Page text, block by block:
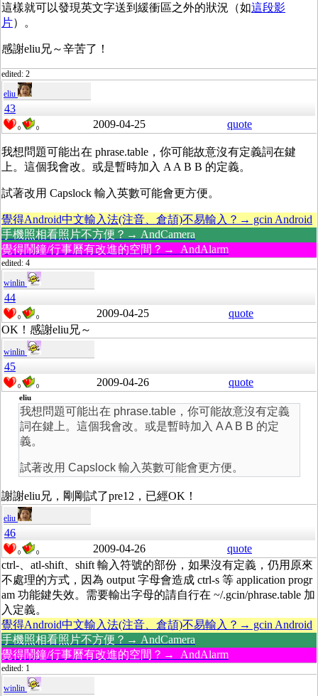
這樣就可以發現英文字送到緩衝區之外的狀況（如這段影
片）。
感謝eliu兄～辛苦了！
edited: 2
eliu
43
0 0 2009-04-25 quote
我想問題可能出在 phrase.table，你可能故意沒有定義詞在鍵
上。這個我會改。或是暫時加入 A A B B 的定義。
試著改用 Capslock 輸入英數可能會更方便。
覺得Android中文輸入法(注音、倉頡)不易輸入？→ gcin Android
手機照相看照片不方便？→ AndCamera
覺得鬧鐘/行事曆有改進的空間？→ AndAlarm
edited: 4
winlin
44
0 0 2009-04-25
quote
OK！感謝eliu兄～
winlin
45
0 0 2009-04-26 quote
eliu
我想問題可能出在 phrase.table，你可能故意沒有定義
詞在鍵上。這個我會改。或是暫時加入 A A B B 的定
義。
試著改用 Capslock 輸入英數可能會更方便。
謝謝eliu兄，剛剛試了pre12，已經OK！
eliu
46
0 0 2009-04-26
quote
ctrl-、atl-shift、shift 輸入符號的部份，如果沒有定義，仍用原來
不處理的方式，因為 output 字母會造成 ctrl-s 等 application progr
am 功能鍵失效。需要輸出字母的請自行在 ~/.gcin/phrase.table 加
入定義。
覺得Android中文輸入法(注音、倉頡)不易輸入？→ gcin Android
手機照相看照片不方便？→ AndCamera
覺得鬧鐘/行事曆有改進的空間？→ AndAlarm
edited: 1
winlin